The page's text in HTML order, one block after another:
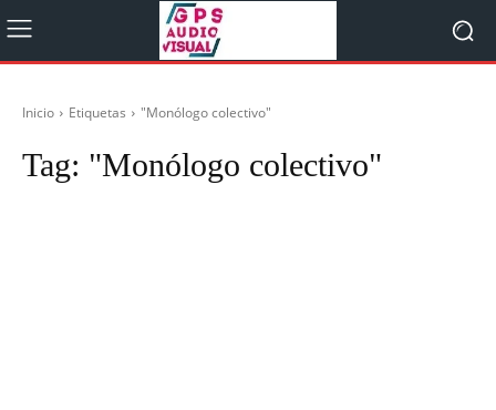
Inicio Etiquetas "Monólogo colectivo"
Tag: "Monólogo colectivo"